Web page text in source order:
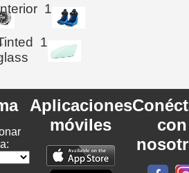
1
1
Aplicaciones
móviles
con